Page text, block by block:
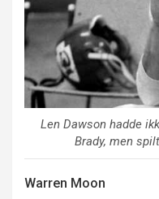
Len Dawson hadde
Brady, men
Warren Moon